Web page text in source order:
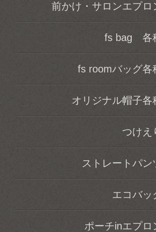
前かけ・サロンエプロ
fs bag 各
fs roomバッグ各
オリジナル帽子各
つけえ
ストレートパン
エコバッ
ポーチinエプロ